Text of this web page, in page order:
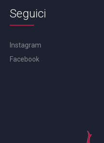
Seguici
Instagram
Facebook